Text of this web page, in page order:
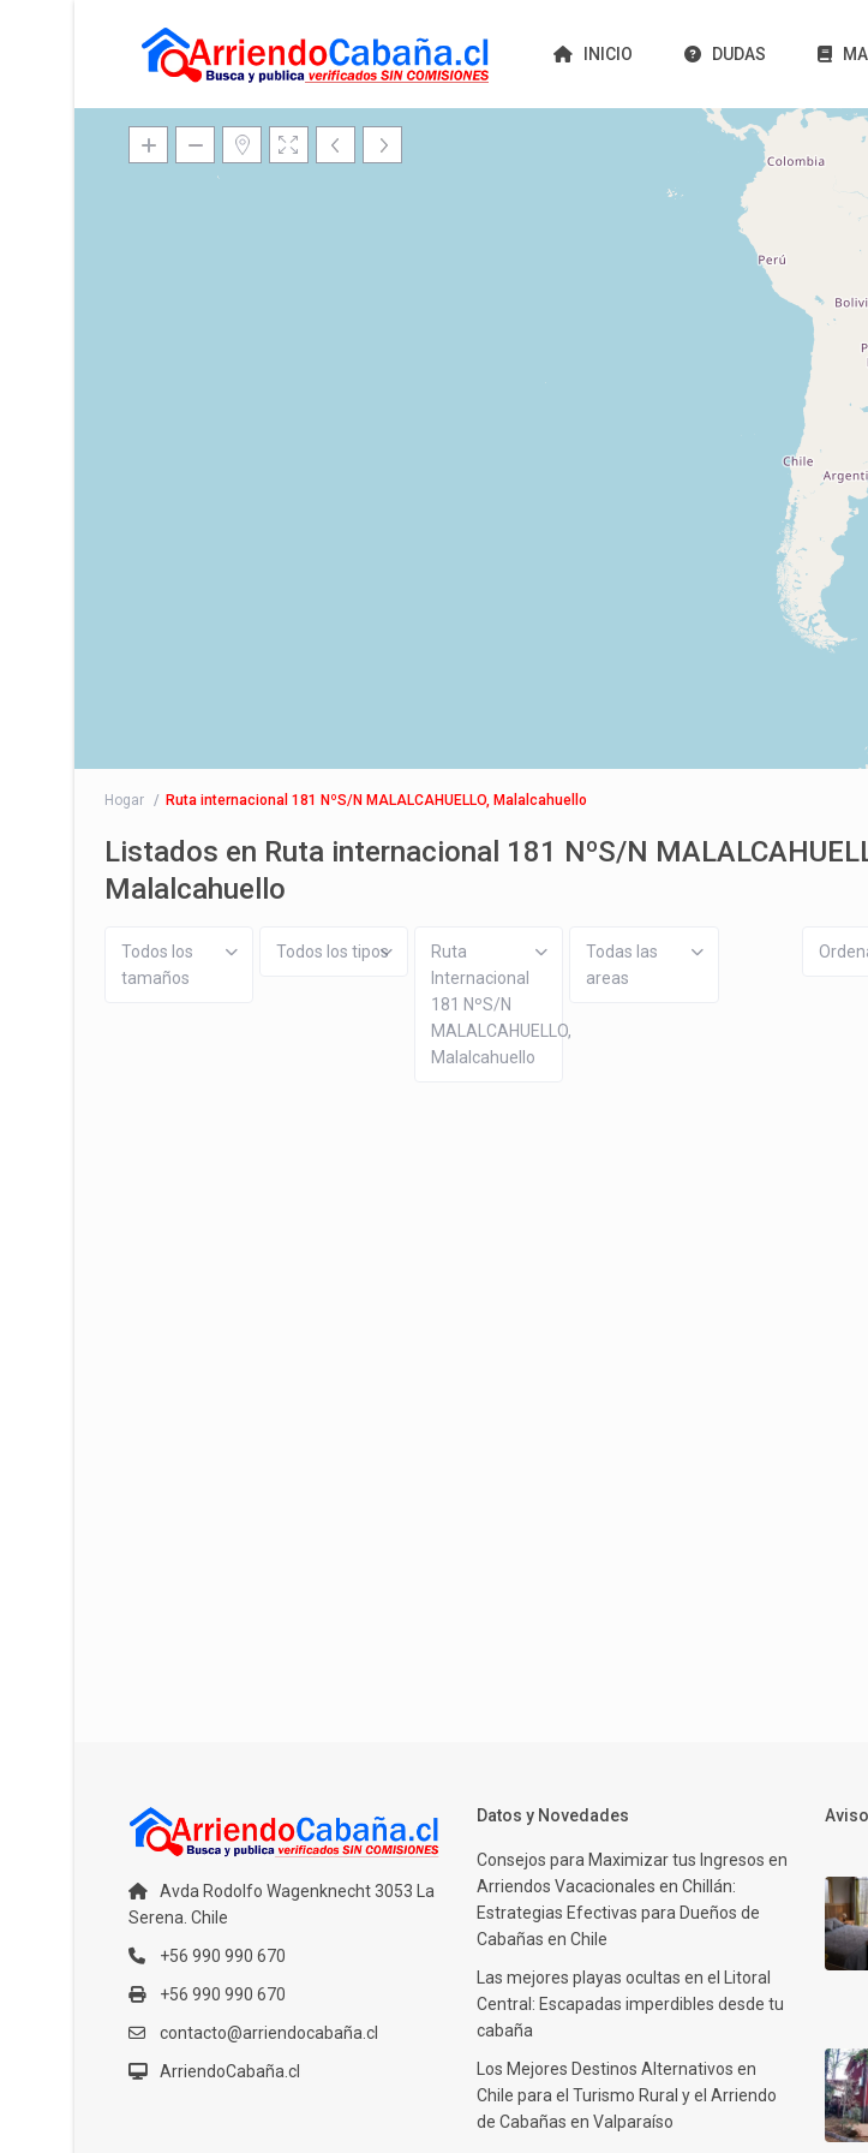
INICIO DUDAS
Cargando
Hogar Ruta internacional 181 NºS/N MALALCAHUELLO, Malalcahuello
Listados en Ruta internacional 181 NºS/N
Malalcahuello
Todos los
tamaños
Todos los tipos
Ruta
Internacional
181 NºS/N
MALALCAHUELLO,
Malalcahuello
Todas las
areas
Avda Rodolfo Wagenknecht 3053 La
Serena. Chile
+56 990 990 670
+56 990 990 670
contacto@arriendocabaña.cl
ArriendoCabaña.cl
Datos y Novedades
Consejos para Maximizar tus Ingresos en
Arriendos Vacacionales en Chillán:
Estrategias Efectivas para Dueños de
Cabañas en Chile
Las mejores playas ocultas en el Litoral
Central: Escapadas imperdibles desde tu
cabaña
Los Mejores Destinos Alternativos en
Chile para el Turismo Rural y el Arriendo
de Cabañas en Valparaíso